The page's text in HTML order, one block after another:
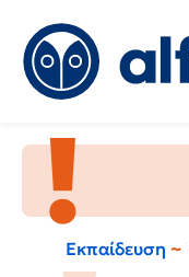
Εκπαίδευση